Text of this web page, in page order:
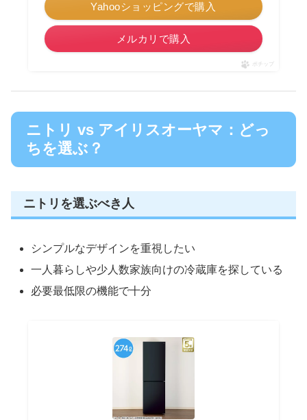
Yahooショッピングで購入
メルカリで購入
ポチップ
ニトリ vs アイリスオーヤマ：どっ
ちを選ぶ？
ニトリを選ぶべき人
シンプルなデザインを重視したい
一人暮らしや少人数家族向けの冷蔵庫を探している
必要最低限の機能で十分